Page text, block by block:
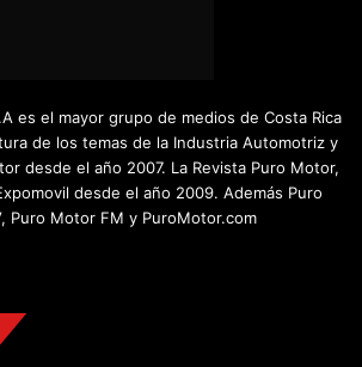
es el mayor grupo de medios de Costa Rica
de los temas de la Industria Automotriz y
desde el año 2007. La Revista Puro Motor,
desde el año 2009. Además Puro
Puro Motor FM y PuroMotor.com